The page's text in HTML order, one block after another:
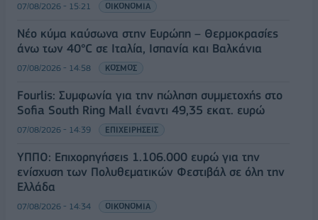
07/08/2026 - 15:21 ΟΙΚΟΝΟΜΙΑ
Νέο κύμα καύσωνα στην Ευρώπη – Θερμοκρασίες
άνω των 40°C σε Ιταλία, Ισπανία και Βαλκάνια
07/08/2026 - 14:58 ΚΟΣΜΟΣ
Fourlis: Συμφωνία για την πώληση συμμετοχής στο
Sofia South Ring Mall έναντι 49,35 εκατ. ευρώ
07/08/2026 - 14:39 ΕΠΙΧΕΙΡΗΣΕΙΣ
ΥΠΠΟ: Επιχορηγήσεις 1.106.000 ευρώ για την
ενίσχυση των Πολυθεματικών Φεστιβάλ σε όλη την
Ελλάδα
07/08/2026 - 14:34 ΟΙΚΟΝΟΜΙΑ